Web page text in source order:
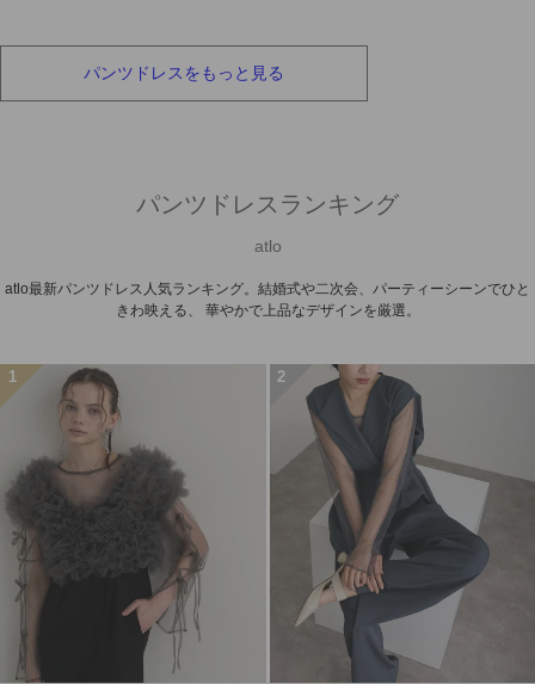
パンツドレスをもっと見る
パンツドレスランキング
atlo
atlo最新パンツドレス人気ランキング。結婚式や二次会、パーティーシーンでひと
きわ映える、 華やかで上品なデザインを厳選。